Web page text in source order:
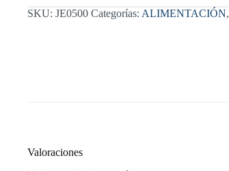
SKU: JE0500 Categorías: ALIMENTACIÓN,
Valoraciones